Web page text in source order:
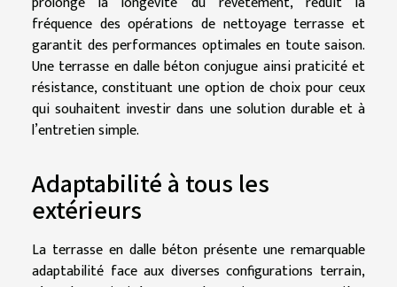
fréquence des opérations de nettoyage terrasse et
garantit des performances optimales en toute saison.
Une terrasse en dalle béton conjugue ainsi praticité et
résistance, constituant une option de choix pour ceux
qui souhaitent investir dans une solution durable et à
l’entretien simple.
Adaptabilité à tous les
extérieurs
La terrasse en dalle béton présente une remarquable
adaptabilité face aux diverses configurations terrain,